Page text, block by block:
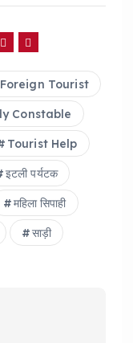
Foreign Tourist
Constable
Tourist Help
इटली पर्यटक
महिला सिपाही
साड़ी